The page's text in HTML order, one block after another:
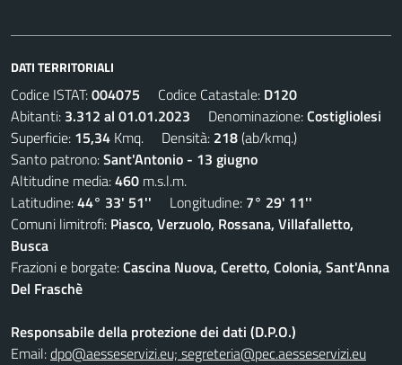
DATI TERRITORIALI
Codice ISTAT:004075 Codice Catastale: D120
Abitanti: 3.312 al 01.01.2023 Denominazione:Costigliolesi
Superficie: 15,34 Kmq. Densità: 218(ab/kmq.)
Santo patrono:Sant'Antonio - 13 giugno
Altitudine media:460 m.s.l.m.
Latitudine:44° 33' 51'' Longitudine: 7° 29' 11''
Comuni limitrofi: Piasco, Verzuolo, Rossana, Villafalletto,
Busca
Frazioni e borgate:Cascina Nuova, Ceretto, Colonia, Sant'Anna
Del Fraschè
Responsabile della protezione dei dati (D.P.O.)
Email:dpo@aesseservizi.eu; segreteria@pec.aesseservizi.eu